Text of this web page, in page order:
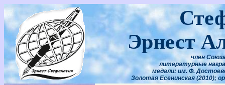
Эрнест
член
литературные
медали: им. Ф.
Золотая Есенинская (2010);